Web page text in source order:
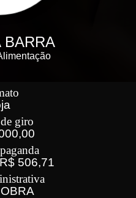
BARRA
giro
506,71